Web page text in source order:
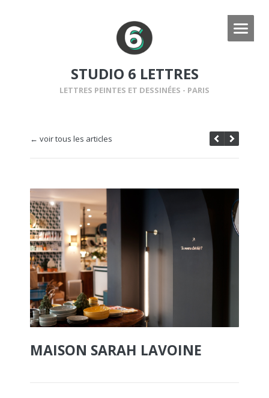
STUDIO 6 LETTRES
LETTRES PEINTES ET DESSINÉES - PARIS
← voir tous les articles
MAISON SARAH LAVOINE